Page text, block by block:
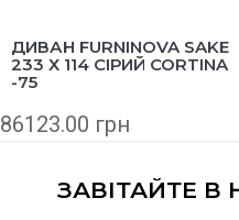
ДИВАН FURNINOVA SAKE
233 Х 114 СІРИЙ CORTINA
-75
86123.00 грн
ЗАВІТАЙТЕ